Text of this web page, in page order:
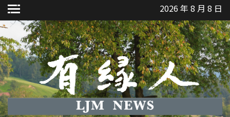
Skip
to
content
2026 年 8 月 8 日